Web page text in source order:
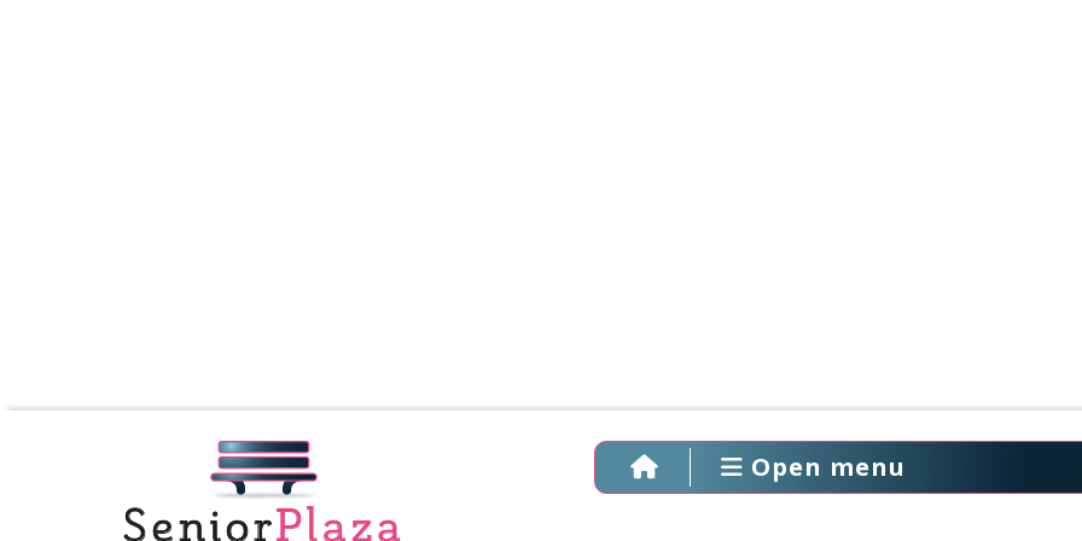
Open menu